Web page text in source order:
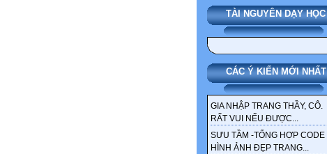
TÀI NGUYÊN DẠY HỌC
CÁC Ý KIẾN MỚI NHẤT
GIA NHẬP TRANG THẦY, CÔ.
RẤT VUI NẾU ĐƯỢC...
SƯU TẦM -TỔNG HỢP CODE
HÌNH ẢNH ĐẸP TRANG...